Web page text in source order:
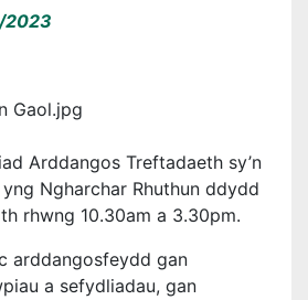
2023
Arddangos Treftadaeth sy’n
Ngharchar Rhuthun ddydd
rhwng 10.30am a 3.30pm.
arddangosfeydd gan
a sefydliadau, gan